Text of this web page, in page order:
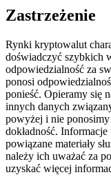
Exclusive for
Register &
Precious Metals
Trade Gold &
Zastrzeżenie
Rynki kryptowalut
doświadczyć szybkich
odpowiedzialność za
ponosi
ponieść. Opieramy się
innych danych
powyżej i nie
dokładność.
powiązane materiały
należy ich uważać za
uzyskać więcej